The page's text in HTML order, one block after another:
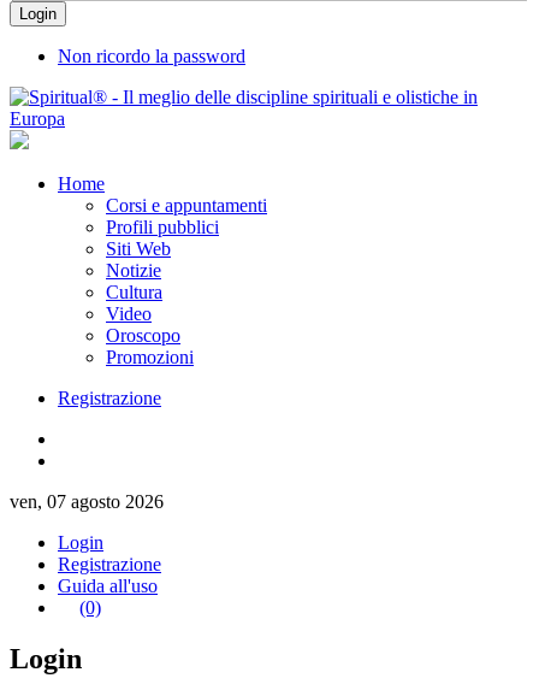
Non ricordo la password
Home
Corsi e appuntamenti
Profili pubblici
Siti Web
Notizie
Cultura
Video
Oroscopo
Promozioni
Registrazione
ven, 07 agosto 2026
Login
Registrazione
Guida all'uso
(0)
Login